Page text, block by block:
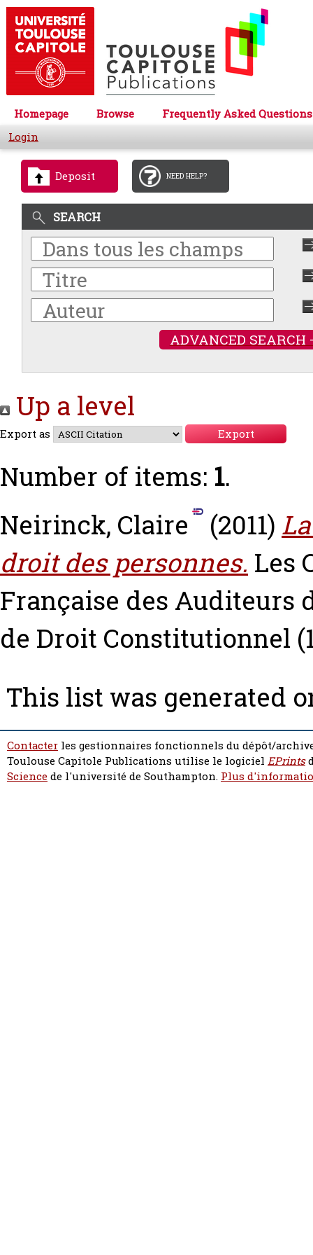
Homepage Browse
Frequently Asked Questions
Login
Deposit NEED HELP?
SEARCH
ADVANCED SEARCH
Up a level
Export as
Number of items: 1.
Neirinck, Claire
(2011)
droit des personnes. Les
Française des Auditeurs
de Droit Constitutionnel
This list was generated
Contacter les gestionnaires fonctionnels du dépôt/
Toulouse Capitole Publications utilise le logiciel EPrints
Sciencede l'université de Southampton. Plus